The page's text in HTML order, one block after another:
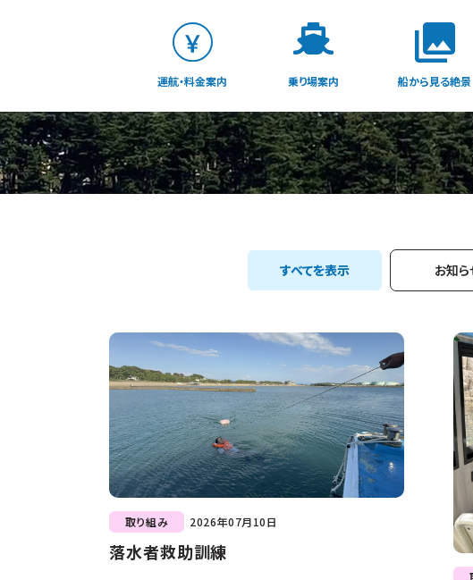
運航・料金案内 乗り場案内 船から見る絶景
取り組み 2026年07月10日
落水者救助訓練
すべてを表示 お知ら